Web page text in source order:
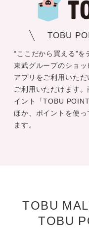
TOBU
“ここだから買える”
東武グループのショ
アプリをご利用いた
ご利用いただけます
イント「TOBU
ほか、ポイントを使
ます。
TOBU
TOBU